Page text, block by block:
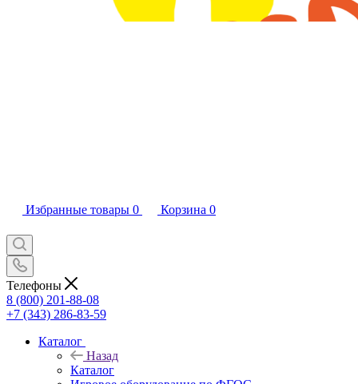
Избранные товары 0 Корзина 0
Телефоны
8 (800) 201-88-08
+7 (343) 286-83-59
Каталог
Назад
Каталог